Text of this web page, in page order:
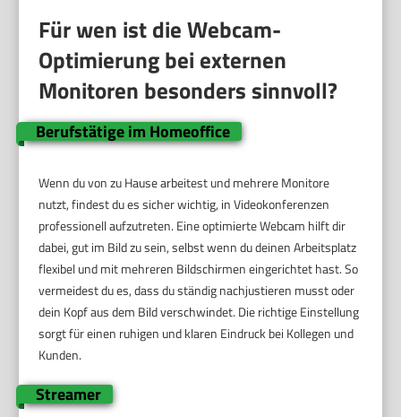
Für wen ist die Webcam-
Optimierung bei externen
Monitoren besonders sinnvoll?
Berufstätige im Homeoffice
Wenn du von zu Hause arbeitest und mehrere Monitore
nutzt, findest du es sicher wichtig, in Videokonferenzen
professionell aufzutreten. Eine optimierte Webcam hilft dir
dabei, gut im Bild zu sein, selbst wenn du deinen Arbeitsplatz
flexibel und mit mehreren Bildschirmen eingerichtet hast. So
vermeidest du es, dass du ständig nachjustieren musst oder
dein Kopf aus dem Bild verschwindet. Die richtige Einstellung
sorgt für einen ruhigen und klaren Eindruck bei Kollegen und
Kunden.
Streamer